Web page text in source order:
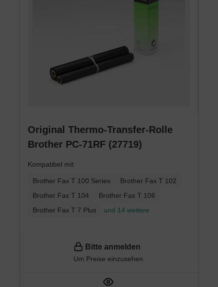
Original Thermo-Transfer-Rolle
Brother PC-71RF (27719)
Kompatibel mit:
Brother Fax T 100 Series
Brother Fax T 102
Brother Fax T 104
Brother Fax T 106
Brother Fax T 7 Plus
und 14 weitere
Bitte anmelden
Um Preise einzusehen